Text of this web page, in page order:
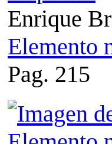
Enrique
Elemento
Pag. 215